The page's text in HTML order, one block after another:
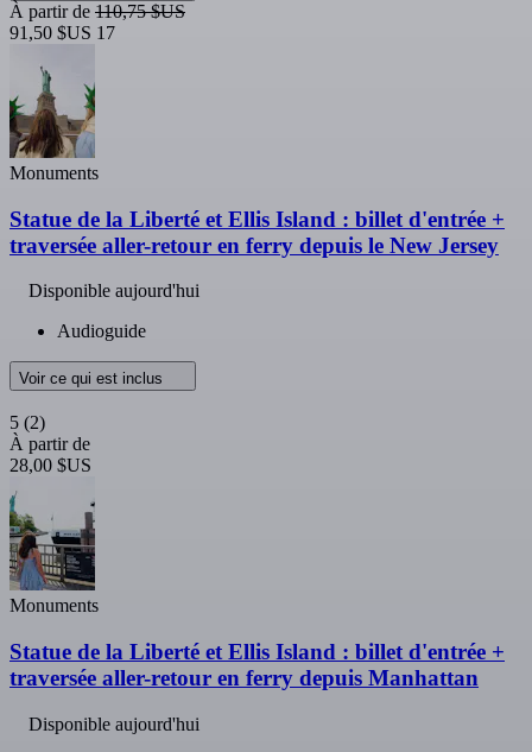
À partir de 110,75 $US
91,50 $US 17
Monuments
Statue de la Liberté et Ellis Island : billet d'entrée +
traversée aller-retour en ferry depuis le New Jersey
Disponible aujourd'hui
Audioguide
Voir ce qui est inclus
5 (2)
À partir de
28,00 $US
Monuments
Statue de la Liberté et Ellis Island : billet d'entrée +
traversée aller-retour en ferry depuis Manhattan
Disponible aujourd'hui